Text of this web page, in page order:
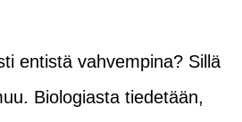
entistä vahvempina? Sillä
Biologiasta tiedetään,